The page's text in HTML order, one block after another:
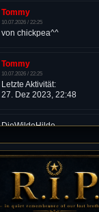
Tommy
10.07.2026 / 22:25
von chickpea^^
Tommy
10.07.2026 / 22:25
Letzte Aktivität:
27. Dez 2023, 22:48
DieWildeHilde
Happy Birthday Chickpea
DieWildeHilde
10.07.2026 / 10:08
Hallo meine Lieben!